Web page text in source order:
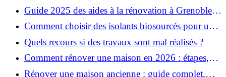
rénovation énergétique à Voiron ?
Guide 2025 des aides à la rénovation à Grenoble et
Voiron : MaPrimeRénov’, CEE, aides locales
Comment choisir des isolants biosourcés pour une
rénovation écologique ?
Quels recours si des travaux sont mal réalisés ?
Comment rénover une maison en 2026 : étapes,
coûts et conseils ?
Rénover une maison ancienne : guide complet,